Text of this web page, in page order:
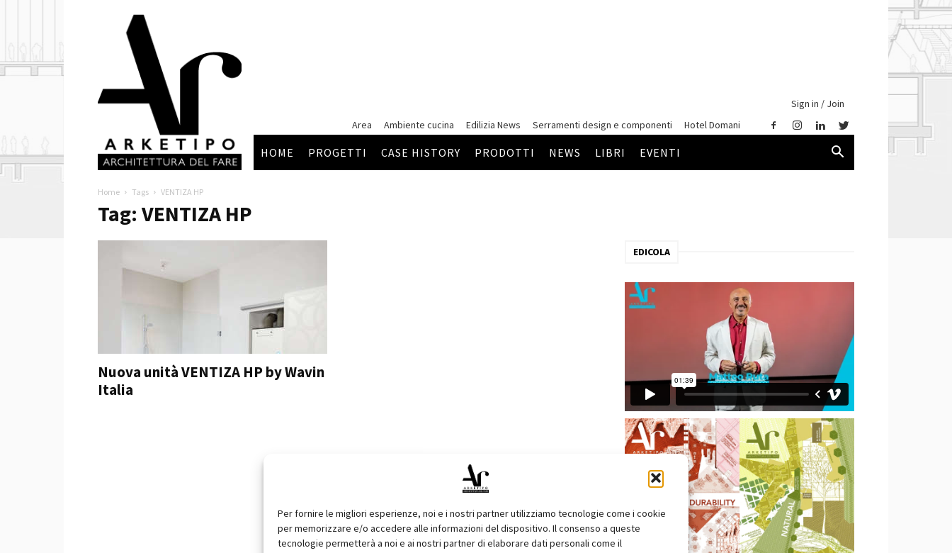
Per fornire le migliori esperienze, noi e i nostri partner utilizziamo tecnologie come i cookie
per memorizzare e/o accedere alle informazioni del dispositivo. Il consenso a queste
tecnologie permetterà a noi e ai nostri partner di elaborare dati personali come il
Arketipo
Sign in / Join
Area
Ambiente cucina Edilizia News Serramenti design e componenti Hotel Domani
HOME PROGETTI CASE HISTORY PRODOTTI NEWS LIBRI EVENTI
Home Tags VENTIZA HP
Tag: VENTIZA HP
Nuova unità VENTIZA HP by Wavin
Italia
EDICOLA